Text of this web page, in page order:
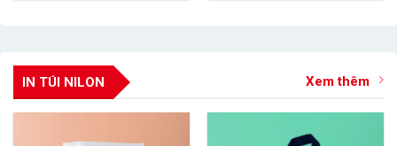
IN TÚI NILON Xem thêm